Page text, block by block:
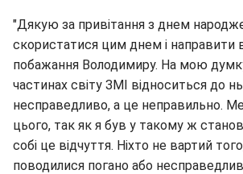
"Дякую за привітання з днем
скористатися цим днем і направити
побажання Володимиру. На мою
частинах світу ЗМІ відноситься до
несправедливо, а це неправильно.
цього, так як я був у такому ж
собі це відчуття. Ніхто не вартий
поводилися погано або